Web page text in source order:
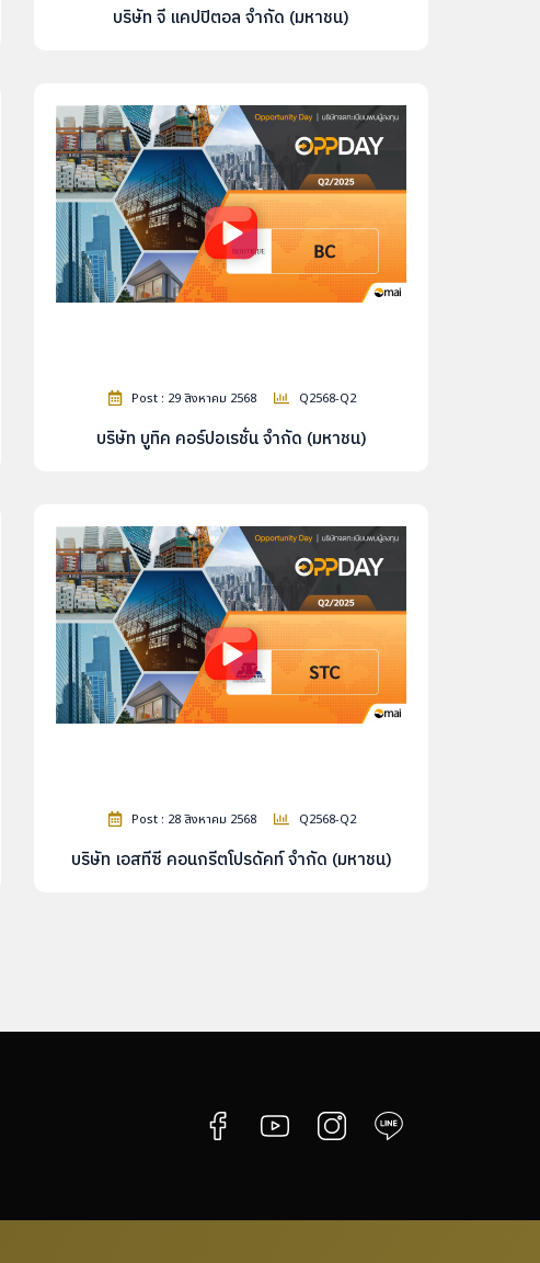
บริษัท จี แคปปิตอล จำกัด (มหาชน)
Post : 29 สิงหาคม 2568 Q2568-Q2
บริษัท บูทิค คอร์ปอเรชั่น จำกัด (มหาชน)
Post : 28 สิงหาคม 2568 Q2568-Q2
บริษัท เอสทีซี คอนกรีตโปรดัคท์ จำกัด (มหาชน)